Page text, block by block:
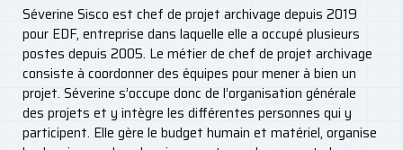
Séverine Sisco est chef de projet archivage depuis 2019
pour EDF, entreprise dans laquelle elle a occupé plusieurs
postes depuis 2005. Le métier de chef de projet archivage
consiste à coordonner des équipes pour mener à bien un
projet. Séverine s’occupe donc de l’organisation générale
des projets et y intègre les différentes personnes qui y
participent. Elle gère le budget humain et matériel, organise